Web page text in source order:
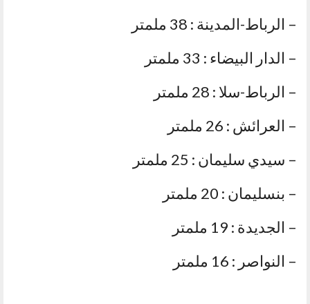
– الرباط-المدينة : 38 ملمتر
– الدار البيضاء : 33 ملمتر
– الرباط-سلا : 28 ملمتر
– العرائش : 26 ملمتر
– سيدي سليمان : 25 ملمتر
– بنسليمان : 20 ملمتر
– الجديدة : 19 ملمتر
– النواصر : 16 ملمتر